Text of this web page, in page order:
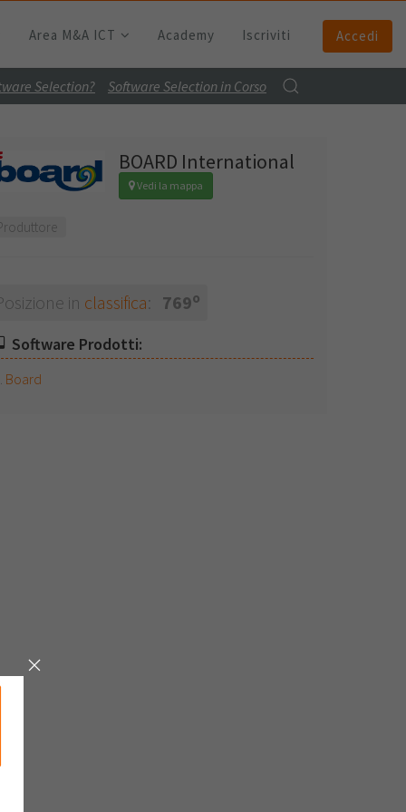
Area M&A ICT Academy Iscriviti Accedi
Selection? Software Selection in Corso
BOARD International
Vedi la mappa
in classifica: 769o
Software Prodotti:
Board